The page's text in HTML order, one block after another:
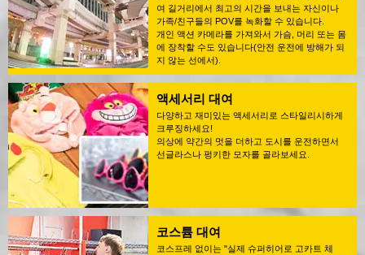
여 길거리에서 최고의 시간을 보내는 자신이나
가족/친구들의 POV를 녹화할 수 있습니다.
개인 액션 카메라를 가져와서 가슴, 머리 또는 몸
에 장착할 수도 있습니다(안전 운전에 방해가 되
지 않는 선에서).
액세서리 대여
다양하고 재미있는 액세서리로 스타일리시하게
크루징하세요!
의상에 약간의 멋을 더하고 도시를 운전하면서
선글라스나 펑키한 모자를 골라보세요.
코스튬 대여
코스프레 없이는 "실제 슈퍼히어로 고카트 체